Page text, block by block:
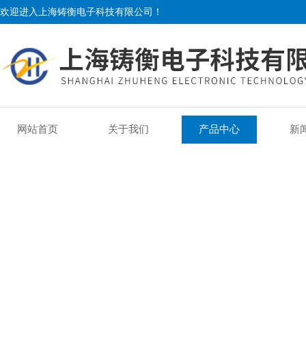
欢迎进入上海铸衡电子科技有限公司！
网站首页 关于我们 产品中心 新